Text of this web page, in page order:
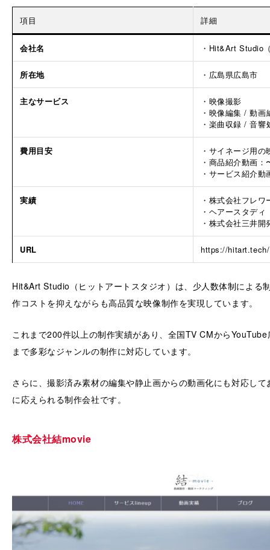
項目 詳細
会社名 ・Hit&Art Studio
所在地 ・広島県広島市
主なサービス
・映像撮影
・映像編集 / 動画
・楽曲収録 / 音響
費用目安
・サイネージ用
・商品紹介動画：
・サービス紹介
実績
・株式会社フレワ
・ヘアースタディ
・株式会社三井開
URL https://hitart.tech/
Hit&Art Studio（ヒットアートスタジオ）は、少人数体制による
作コストを抑えながらも高品質な映像制作を実現しています。
これまで200件以上の制作実績があり、全国TV CMから
まで多彩なジャンルの制作に対応しています。
さらに、撮影済み素材の編集や静止画からの動画化にも対応し
に応えられる制作会社です。
株式会社結movie